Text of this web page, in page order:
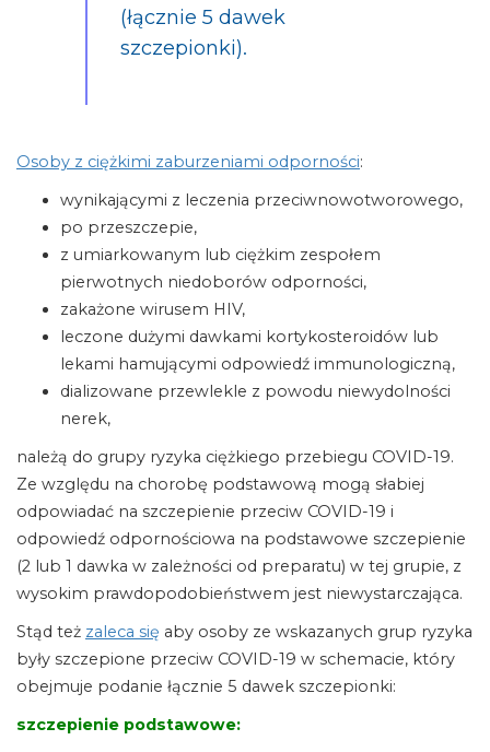
(łącznie 5 dawek
szczepionki).
Osoby z ciężkimi zaburzeniami odporności:
wynikającymi z leczenia przeciwnowotworowego,
po przeszczepie,
z umiarkowanym lub ciężkim zespołem
pierwotnych niedoborów odporności,
zakażone wirusem HIV,
leczone dużymi dawkami kortykosteroidów lub
lekami hamującymi odpowiedź immunologiczną,
dializowane przewlekle z powodu niewydolności
nerek,
należą do grupy ryzyka ciężkiego przebiegu COVID-19.
Ze względu na chorobę podstawową mogą słabiej
odpowiadać na szczepienie przeciw COVID-19 i
odpowiedź odpornościowa na podstawowe szczepienie
(2 lub 1 dawka w zależności od preparatu) w tej grupie, z
wysokim prawdopodobieństwem jest niewystarczająca.
Stąd też zaleca się aby osoby ze wskazanych grup ryzyka
były szczepione przeciw COVID-19 w schemacie, który
obejmuje podanie łącznie 5 dawek szczepionki:
szczepienie podstawowe: